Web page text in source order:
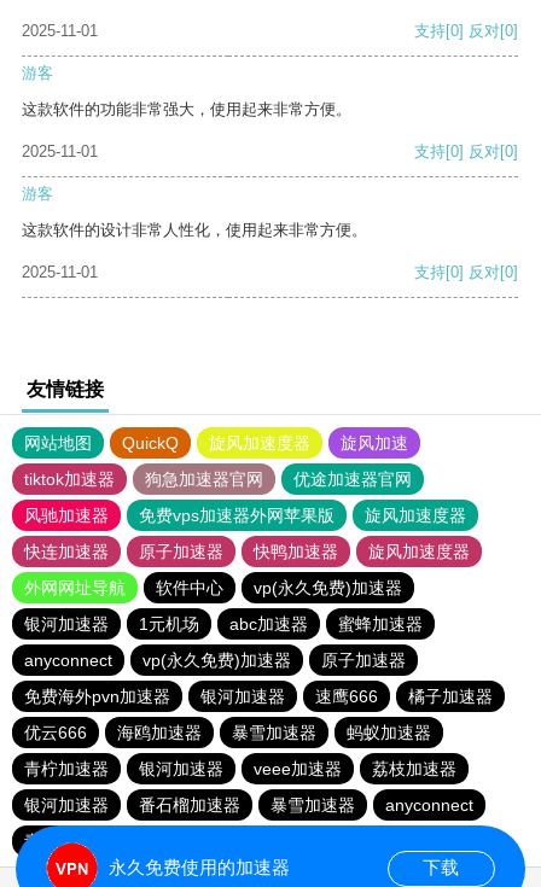
2025-11-01 支持[0] 反对[0]
游客
这款软件的功能非常强大，使用起来非常方便。
2025-11-01 支持[0] 反对[0]
游客
这款软件的设计非常人性化，使用起来非常方便。
2025-11-01 支持[0] 反对[0]
友情链接
网站地图 QuickQ 旋风加速度器
旋风加速
tiktok加速器
狗急加速器官网
优途加速器官网
风驰加速器
免费vps加速器外网苹果版
旋风加速度器
快连加速器
原子加速器 快鸭加速器
旋风加速度器
外网网址导航
软件中心
vp(永久免费)加速器
银河加速器
1元机场 abc加速器
蜜蜂加速器
anyconnect
vp(永久免费)加速器
原子加速器
免费海外pvn加速器
银河加速器 速鹰666
橘子加速器
优云666
海鸥加速器 暴雪加速器
蚂蚁加速器
青柠加速器
银河加速器 veee加速器
荔枝加速器
银河加速器
番石榴加速器 暴雪加速器
anyconnect
青柠加速器
永久免费使用的加速器 下载